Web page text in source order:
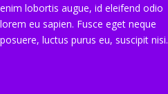
enim lobortis augue, id eleifend odio
lorem eu sapien. Fusce eget neque
posuere, luctus purus eu, suscipit nisi.